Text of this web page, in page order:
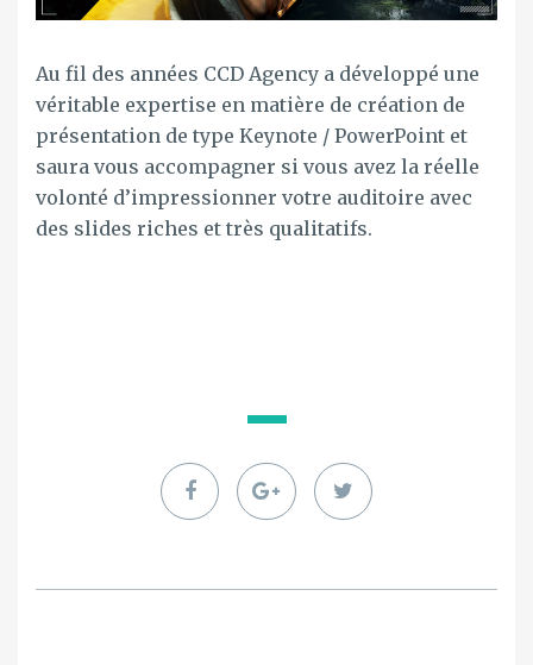
Au fil des années CCD Agency a développé une
véritable expertise en matière de création de
présentation de type Keynote / PowerPoint et
saura vous accompagner si vous avez la réelle
volonté d’impressionner votre auditoire avec
des slides riches et très qualitatifs.